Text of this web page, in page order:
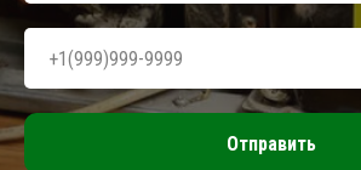
Отправить